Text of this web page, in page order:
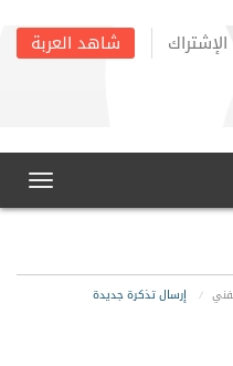
الإشتراك شاهد العربة
إرسال تذكرة جديدة